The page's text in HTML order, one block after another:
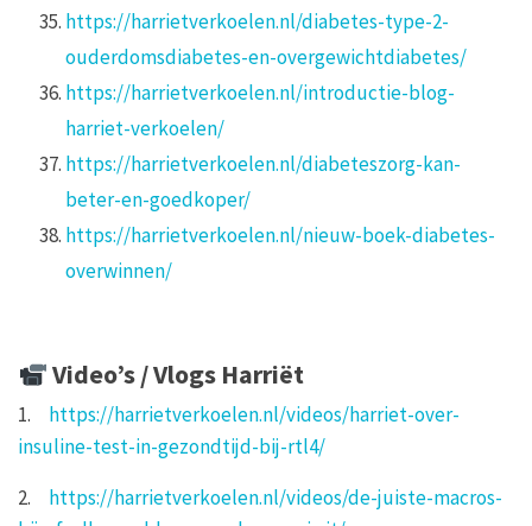
https://harrietverkoelen.nl/diabetes-type-2-
ouderdomsdiabetes-en-overgewichtdiabetes/
https://harrietverkoelen.nl/introductie-blog-
harriet-verkoelen/
https://harrietverkoelen.nl/diabeteszorg-kan-
beter-en-goedkoper/
https://harrietverkoelen.nl/nieuw-boek-diabetes-
overwinnen/
Video’s / Vlogs Harriët
1. https://harrietverkoelen.nl/videos/harriet-over-
insuline-test-in-gezondtijd-bij-rtl4/
2. https://harrietverkoelen.nl/videos/de-juiste-macros-